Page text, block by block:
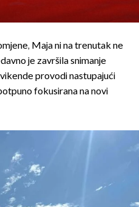
Maja ni na trenutak ne
je završila snimanje
provodi nastupajući
fokusirana na novi